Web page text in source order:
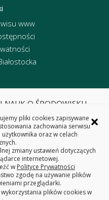
www
NAUK O ŚRODOWISKU
351 Białystok
fax 85 746 95 59
542-020-87-21
Białostocka
×
pliki cookies zapisywane
zachowania serwisu
oraz w celach
zmiany ustawień dotyczących
internetowej.
w Polityce Prywatności
zgodę na używanie plików
przeglądarki.
plików cookies w